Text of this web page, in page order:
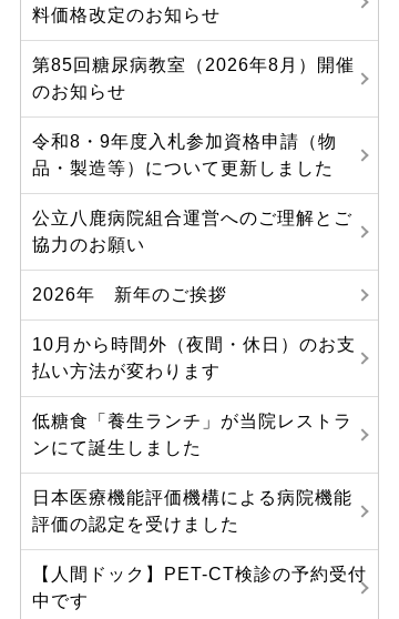
料価格改定のお知らせ
第85回糖尿病教室（2026年8月）開催
のお知らせ
令和8・9年度入札参加資格申請（物
品・製造等）について更新しました
公立八鹿病院組合運営へのご理解とご
協力のお願い
2026年 新年のご挨拶
10月から時間外（夜間・休日）のお支
払い方法が変わります
低糖食「養生ランチ」が当院レストラ
ンにて誕生しました
日本医療機能評価機構による病院機能
評価の認定を受けました
【人間ドック】PET-CT検診の予約受付
中です